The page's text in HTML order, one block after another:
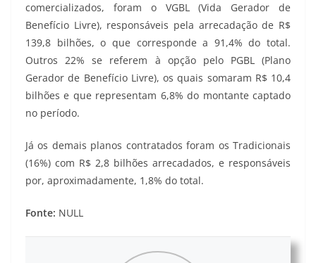
comercializados, foram o VGBL (Vida Gerador de
Benefício Livre), responsáveis pela arrecadação de R$
139,8 bilhões, o que corresponde a 91,4% do total.
Outros 22% se referem à opção pelo PGBL (Plano
Gerador de Benefício Livre), os quais somaram R$ 10,4
bilhões e que representam 6,8% do montante captado
no período.
Já os demais planos contratados foram os Tradicionais
(16%) com R$ 2,8 bilhões arrecadados, e responsáveis
por, aproximadamente, 1,8% do total.
Fonte: NULL